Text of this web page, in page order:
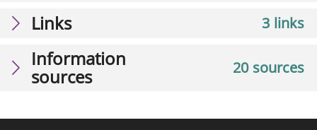
3 links
Links
20 sources
Information
sources